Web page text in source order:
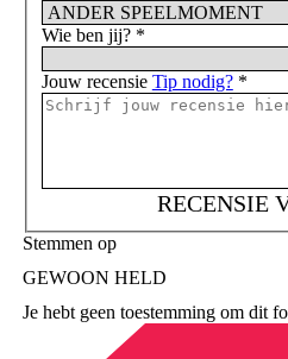
Wie ben jij? *
Jouw recensie Tip nodig? *
RECENSIE
Stemmen op
GEWOON HELD
Je hebt geen toestemming om dit